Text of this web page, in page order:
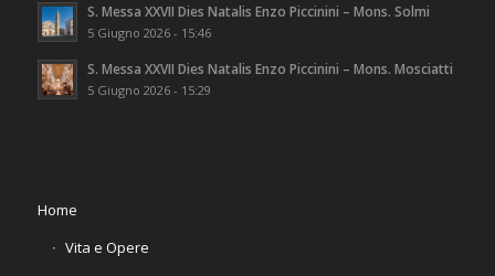
S. Messa XXVII Dies Natalis Enzo Piccinini – Mons. Solmi
5 Giugno 2026 - 15:46
S. Messa XXVII Dies Natalis Enzo Piccinini – Mons. Mosciatti
5 Giugno 2026 - 15:29
Home
Vita e Opere